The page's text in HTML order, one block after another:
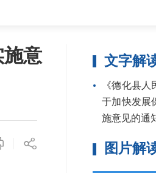
意 文字解
《德化县
于加快发展
施意见的通
图片解